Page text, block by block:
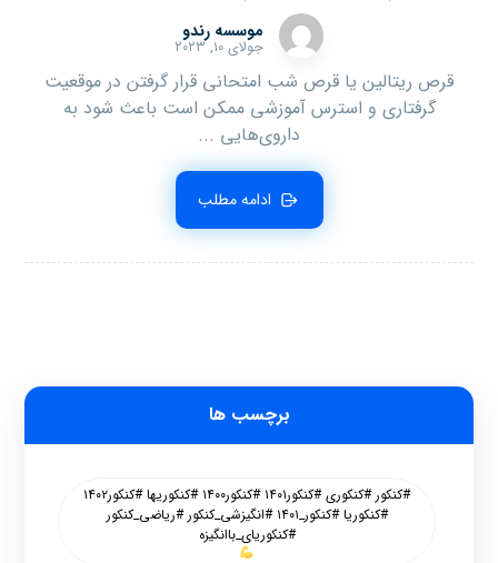
موسسه رندو
جولای ۱۰, ۲۰۲۳
قرص ریتالین یا قرص شب امتحانی قرار گرفتن در موقعیت
گرفتاری و استرس آموزشی ممکن است باعث شود به
داروی‌هایی ...
ادامه مطلب
برچسب ها
#کنکور #کنکوری #کنکور۱۴۰۱ #کنکور۱۴۰۰ #کنکوریها #کنکور۱۴۰۲
#کنکوریا #کنکور_۱۴۰۱ #انگیزشی_کنکور #ریاضی_کنکور
#کنکوریای_باانگیزه